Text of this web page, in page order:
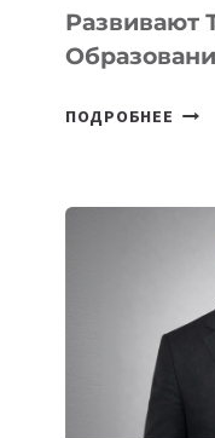
Развивают
ПОДРОБНЕЕ